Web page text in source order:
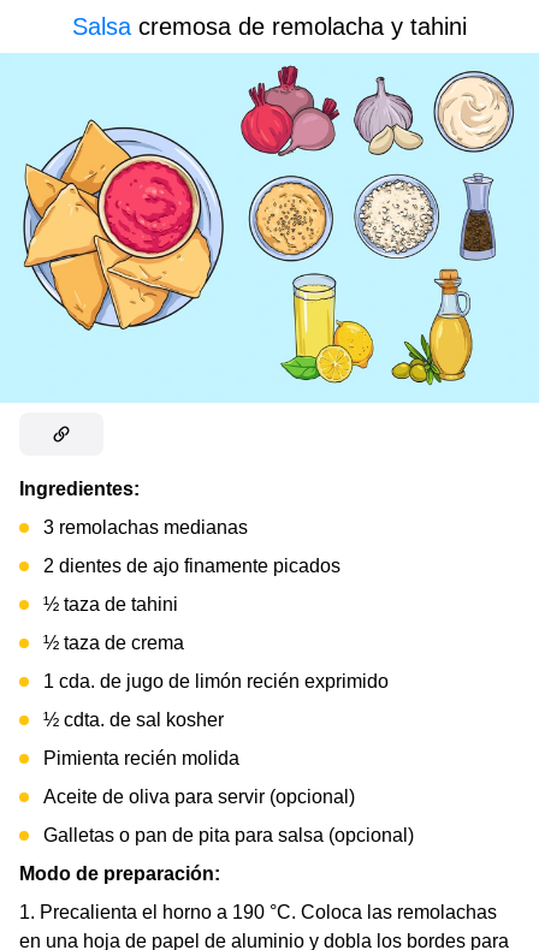
Salsa cremosa de remolacha y tahini
Ingredientes:
3 remolachas medianas
2 dientes de ajo finamente picados
½ taza de tahini
½ taza de crema
1 cda. de jugo de limón recién exprimido
½ cdta. de sal kosher
Pimienta recién molida
Aceite de oliva para servir (opcional)
Galletas o pan de pita para salsa (opcional)
Modo de preparación:
Precalienta el horno a 190 °C. Coloca las remolachas
en una hoja de papel de aluminio y dobla los bordes para